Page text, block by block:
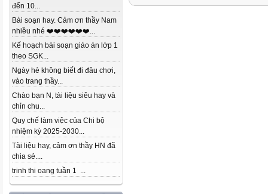
đến 10...
Bài soạn hay. Cảm ơn thầy Nam
nhiều nhé ❤️❤️❤️❤️❤️❤️...
Kế hoạch bài soạn giáo án lớp 1
theo SGK...
Ngày hè không biết đi đâu chơi,
vào trang thầy...
Chào bạn N, tài liệu siêu hay và
chỉn chu...
Quy chế làm việc của Chi bộ
nhiệm kỳ 2025-2030...
Tài liệu hay, cảm ơn thầy HN đã
chia sẻ....
trinh thi oang tuần 1 ...